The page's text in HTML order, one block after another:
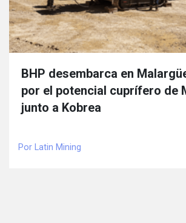
BHP desembarca en
por el potencial cuprífero de
junto a Kobrea
Por Latin Mining